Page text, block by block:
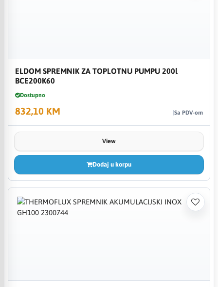
ELDOM SPREMNIK ZA TOPLOTNU PUMPU 200l
BCE200K60
Dostupno
832,10 KM Sa PDV-om
View
Dodaj u korpu